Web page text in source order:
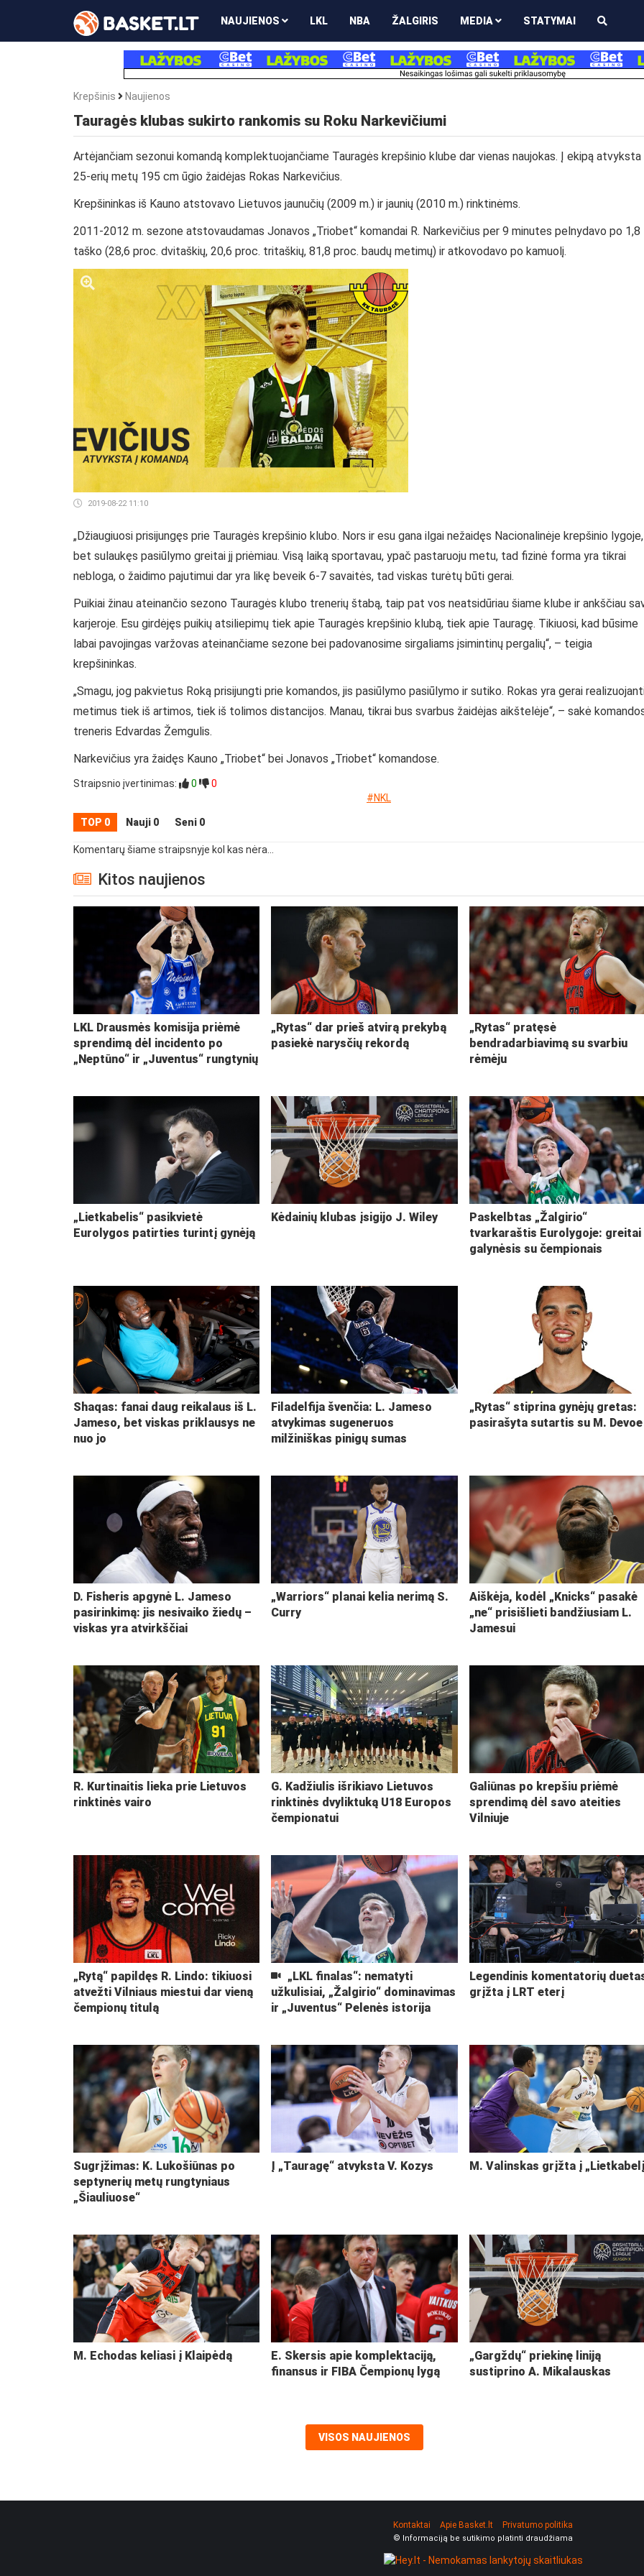
NAUJIENOS LKL NBA ŽALGIRIS MEDIA STATYMAI
Krepšinis Naujienos
Tauragės klubas sukirto rankomis su Roku Narkevičiumi
Artėjančiam sezonui komandą komplektuojančiame Tauragės krepšinio klube dar vienas naujokas. Į ekipą atvyksta
25-erių metų 195 cm ūgio žaidėjas Rokas Narkevičius.
Krepšininkas iš Kauno atstovavo Lietuvos jaunučių (2009 m.) ir jaunių (2010 m.) rinktinėms.
2011-2012 m. sezone atstovaudamas Jonavos „Triobet“ komandai R. Narkevičius per 9 minutes pelnydavo po 1,8
taško (28,6 proc. dvitaškių, 20,6 proc. tritaškių, 81,8 proc. baudų metimų) ir atkovodavo po kamuolį.
2019-08-22 11:10
„Džiaugiuosi prisijungęs prie Tauragės krepšinio klubo. Nors ir esu gana ilgai nežaidęs Nacionalinėje krepšinio lygoje,
bet sulaukęs pasiūlymo greitai jį priėmiau. Visą laiką sportavau, ypač pastaruoju metu, tad fizinė forma yra tikrai
nebloga, o žaidimo pajutimui dar yra likę beveik 6-7 savaitės, tad viskas turėtų būti gerai.
Puikiai žinau ateinančio sezono Tauragės klubo trenerių štabą, taip pat vos neatsidūriau šiame klube ir ankščiau
karjeroje. Esu girdėjęs puikių atsiliepimų tiek apie Tauragės krepšinio klubą, tiek apie Tauragę. Tikiuosi, kad būsime
labai pavojingas varžovas ateinančiame sezone bei padovanosime sirgaliams įsimintinų pergalių“, – teigia
krepšininkas.
„Smagu, jog pakvietus Roką prisijungti prie komandos, jis pasiūlymo pasiūlymo ir sutiko. Rokas yra gerai
metimus tiek iš artimos, tiek iš tolimos distancijos. Manau, tikrai bus svarbus žaidėjas aikštelėje“, – sakė
treneris Edvardas Žemgulis.
Narkevičius yra žaidęs Kauno „Triobet“ bei Jonavos „Triobet“ komandose.
Straipsnio įvertinimas: 0
0
#NKL
TOP 0 Nauji 0 Seni 0
Komentarų šiame straipsnyje kol kas nėra...
Kitos naujienos
LKL Drausmės komisija priėmė
sprendimą dėl incidento po
„Neptūno“ ir „Juventus“ rungtynių
„Rytas“ dar prieš atvirą prekybą
pasiekė narysčių rekordą
„Rytas“ pratęsė
bendradarbiavimą su svarbiu
rėmėju
„Lietkabelis“ pasikvietė
Eurolygos patirties turintį gynėją
Kėdainių klubas įsigijo J. Wiley
Paskelbtas „Žalgirio“
tvarkaraštis Eurolygoje: greitai
galynėsis su čempionais
Shaqas: fanai daug reikalaus iš L.
Jameso, bet viskas priklausys ne
nuo jo
Filadelfija švenčia: L. Jameso
atvykimas sugeneruos
milžiniškas pinigų sumas
„Rytas“ stiprina gynėjų gretas:
pasirašyta sutartis su M. Devoe
D. Fisheris apgynė L. Jameso
pasirinkimą: jis nesivaiko žiedų –
viskas yra atvirkščiai
„Warriors“ planai kelia nerimą S.
Curry
Aiškėja, kodėl „Knicks“ pasakė
„ne“ prisišlieti bandžiusiam L.
Jamesui
R. Kurtinaitis lieka prie Lietuvos
rinktinės vairo
G. Kadžiulis išrikiavo Lietuvos
rinktinės dvyliktuką U18 Europos
čempionatui
Galiūnas po krepšiu priėmė
sprendimą dėl savo ateities
Vilniuje
„Rytą“ papildęs R. Lindo: tikiuosi
atvežti Vilniaus miestui dar vieną
čempionų titulą
„LKL finalas“: nematyti
užkulisiai, „Žalgirio“ dominavimas
ir „Juventus“ Pelenės istorija
Legendinis komentatorių
grįžta į LRT eterį
Sugrįžimas: K. Lukošiūnas po
septynerių metų rungtyniaus
„Šiauliuose“
Į „Tauragę“ atvyksta V. Kozys M. Valinskas grįžta į
M. Echodas keliasi į Klaipėdą
E. Skersis apie komplektaciją,
finansus ir FIBA Čempionų lygą
„Gargždų“ priekinę liniją
sustiprino A. Mikalauskas
VISOS NAUJIENOS
Kontaktai Apie Basket.lt Privatumo politika
© Informaciją be sutikimo platinti draudžiama